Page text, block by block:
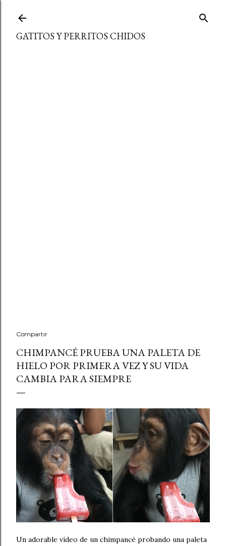
GATITOS Y PERRITOS CHIDOS
Compartir
CHIMPANCÉ PRUEBA UNA PALETA DE
HIELO POR PRIMERA VEZ Y SU VIDA
CAMBIA PARA SIEMPRE
Un adorable vídeo de un chimpancé probando una paleta